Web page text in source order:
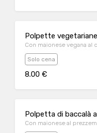
Polpette vegetariane
Con maionese vegana al
Solo cena
8.00 €
Polpetta di baccalà
Con maionese al